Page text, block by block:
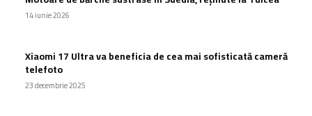
14 iunie 2026
Xiaomi 17 Ultra va beneficia de cea mai sofisticată cameră
telefoto
23 decembrie 2025